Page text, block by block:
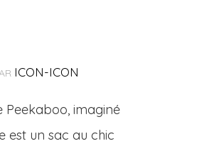
ICON-ICON
Peekaboo, imaginé
est un sac au chic